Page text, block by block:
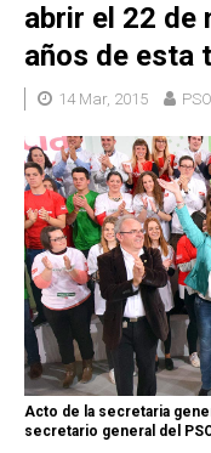
abrir el 22 de
años de esta
14 Mar, 2015
Acto de la secretaria
secretario general del